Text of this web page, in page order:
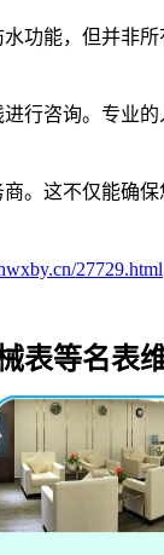
功能，但并非
行咨询。专业
。这不仅能确
27729.html
等名表